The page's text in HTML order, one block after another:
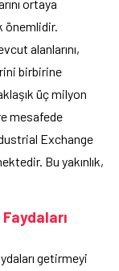
ortaya
önemlidir.
alanlarını,
birbirine
üç milyon
mesafede
Exchange
Bu yakınlık,
getirmeyi